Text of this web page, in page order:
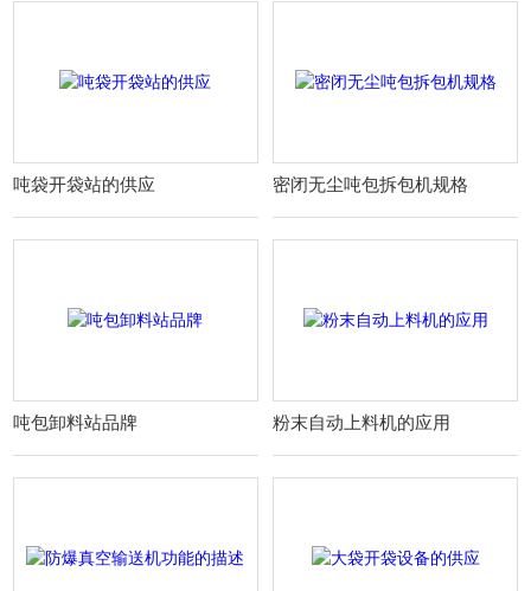
吨袋开袋站的供应 密闭无尘吨包拆包机规格
吨包卸料站品牌 粉末自动上料机的应用